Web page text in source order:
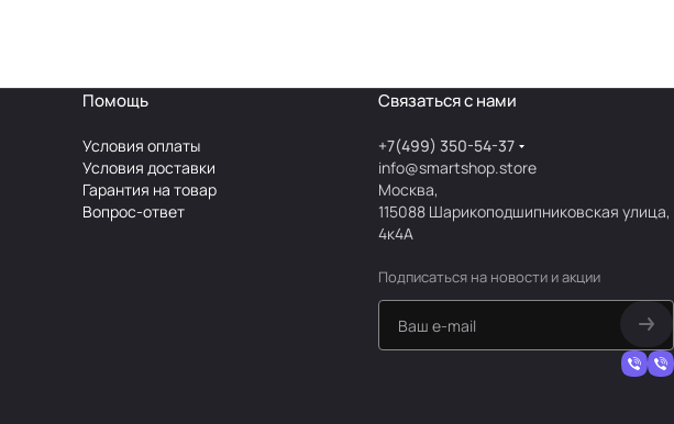
Помощь
Условия оплаты
Условия доставки
Гарантия на товар
Вопрос-ответ
Связаться с нами
+7(499) 350-54-37
info@smartshop.store
Москва,
115088 Шарикоподшипниковская улица,
4к4А
Подписаться на новости и акции